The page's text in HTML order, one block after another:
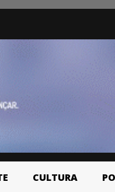
CULTURA